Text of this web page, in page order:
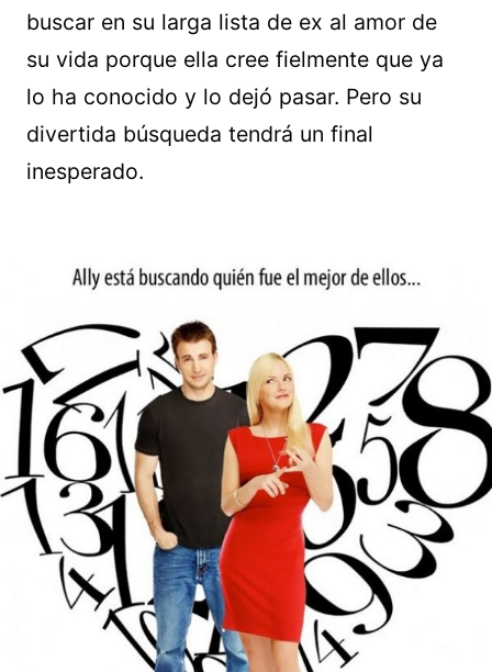
buscar en su larga lista de ex al amor de
su vida porque ella cree fielmente que ya
lo ha conocido y lo dejó pasar. Pero su
divertida búsqueda tendrá un final
inesperado.